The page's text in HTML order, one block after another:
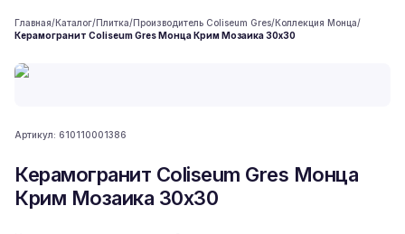
Главная/Каталог/Плитка/Производитель Coliseum Gres/Коллекция Монца/
Керамогранит Coliseum Gres Монца Крим Мозаика 30x30
Артикул: 610110001386
Керамогранит Coliseum Gres Монца
Крим Мозаика 30x30